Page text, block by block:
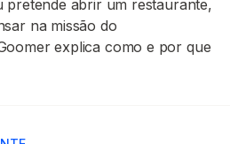
pretende abrir um restaurante,
na missão do
explica como e por que